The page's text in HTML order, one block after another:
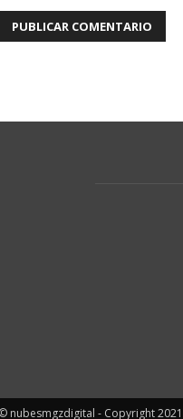
© nubesmgzdigital - Copyright